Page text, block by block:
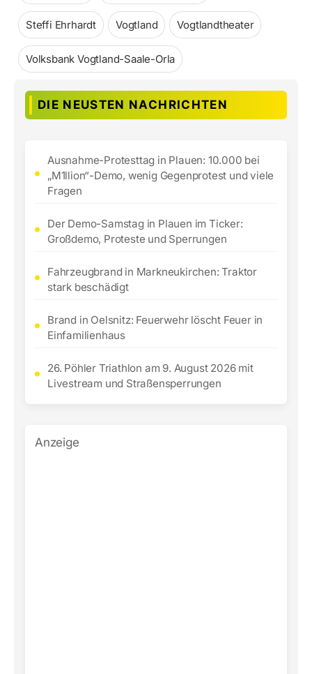
Steffi Ehrhardt Vogtland Vogtlandtheater
Volksbank Vogtland-Saale-Orla
DIE NEUSTEN NACHRICHTEN
Ausnahme-Protesttag in Plauen: 10.000 bei
„M1llion“-Demo, wenig Gegenprotest und viele
Fragen
Der Demo-Samstag in Plauen im Ticker:
Großdemo, Proteste und Sperrungen
Fahrzeugbrand in Markneukirchen: Traktor
stark beschädigt
Brand in Oelsnitz: Feuerwehr löscht Feuer in
Einfamilienhaus
26. Pöhler Triathlon am 9. August 2026 mit
Livestream und Straßensperrungen
Anzeige